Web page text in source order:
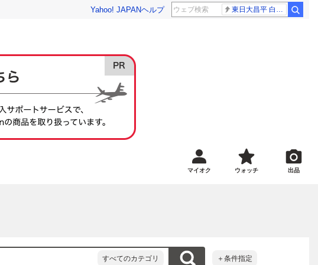
Yahoo! JAPANヘルプ 東日大昌平 白樺学園
マイオク ウォッチ 出品
すべてのカテゴリ ＋条件指定